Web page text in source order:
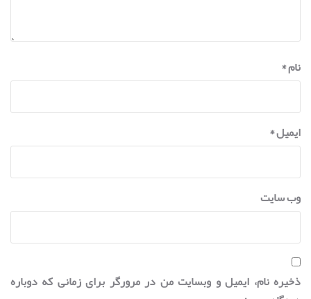
نام*
ایمیل*
وب‌ سایت
ذخیره نام، ایمیل و وبسایت من در مرورگر برای زمانی که دوباره